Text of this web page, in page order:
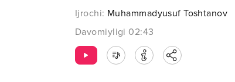
Ijrochi: Muhammadyusuf Toshtanov
Davomiyligi 02:43